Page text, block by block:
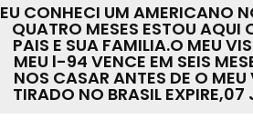
o
o
k
e
r
g
r
a
m
e
n
u
EU CONHECI UM AMERICANO
QUATRO MESES ESTOU AQUI
PAIS E SUA FAMILIA.O MEU
MEU l-94 VENCE EM SEIS
NOS CASAR ANTES DE O
TIRADO NO BRASIL